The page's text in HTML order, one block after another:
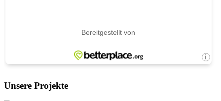
Unsere Projekte